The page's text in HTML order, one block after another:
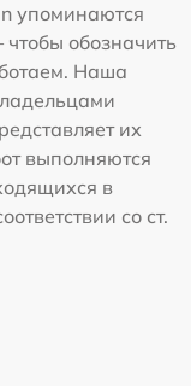
упоминаются
обозначить
Наша
их
выполняются
в
со ст.